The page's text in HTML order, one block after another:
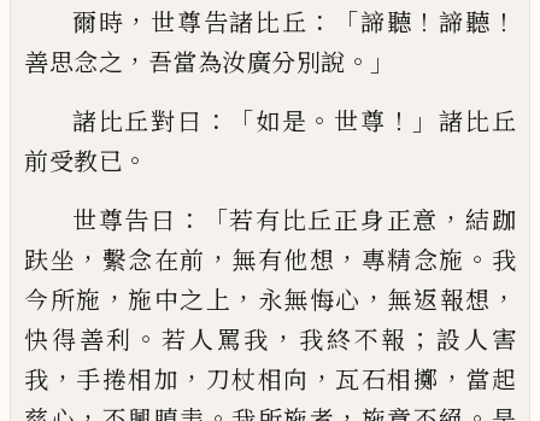
爾時 ， 世尊告諸比丘 ：「諦聽 ！諦聽 ！
善思念之 ， 吾當為汝廣分別說 。」
諸比丘對曰 ：「如是 。 世尊 ！」諸比丘
前受教已 。
世尊告曰 ：「若有比丘正身正意 ， 結跏
趺坐 ， 繫念在前 ， 無有他想 ， 專精念施 。 我
今所施 ， 施中之上 ， 永無悔心 ， 無返報想 ，
快得善利 。 若人罵我 ， 我終不報 ； 設人害
我 ， 手捲相加 ， 刀杖相向 ， 瓦石相擲 ， 當起